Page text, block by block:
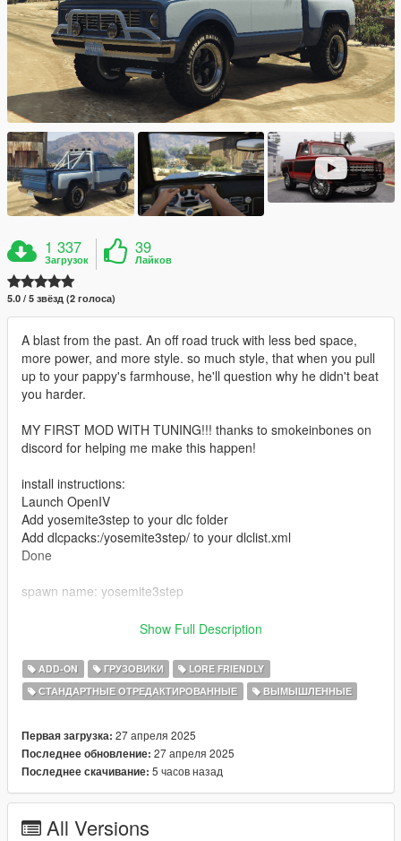
1 337
Загрузок
39
Лайков
5.0 / 5 звёзд (2 голоса)
A blast from the past. An off road truck with less bed space,
more power, and more style. so much style, that when you pull
up to your pappy's farmhouse, he'll question why he didn't beat
you harder.
MY FIRST MOD WITH TUNING!!! thanks to smokeinbones on
discord for helping me make this happen!
install instructions:
Launch OpenIV
Add yosemite3step to your dlc folder
Add dlcpacks:/yosemite3step/ to your dlclist.xml
Done
spawn name: yosemite3step
- duplicates of the bodyshell will fly off with damage (unable to
fix this as i use a cracked version of zmodeler)
Show Full Description
ADD-ON ГРУЗОВИКИ
LORE FRIENDLY
СТАНДАРТНЫЕ ОТРЕДАКТИРОВАННЫЕ
ВЫМЫШЛЕННЫЕ
Первая загрузка: 27 апреля 2025
Последнее обновление: 27 апреля 2025
Последнее скачивание: 5 часов назад
All Versions